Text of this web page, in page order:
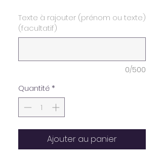
Texte à rajouter (prénom ou texte)
(facultatif)
0/500
Quantité*
Ajouter au panier